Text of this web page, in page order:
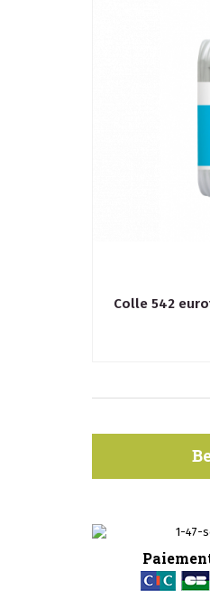
Colle 542